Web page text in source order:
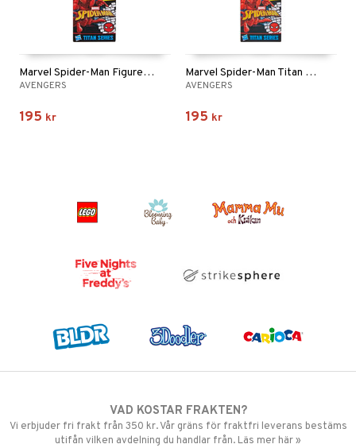
Marvel Spider-Man Figure Symbiote Spd Titan Hero
AVENGERS
195 kr
Marvel Spider-Man Titan Figure Classic Spiderman
AVENGERS
195 kr
VAD KOSTAR FRAKTEN?
Vi erbjuder fri frakt från 350 kr. Vår gräns för fraktfri leverans bestäms
utifån vilken avdelning du handlar från. Läs mer här »